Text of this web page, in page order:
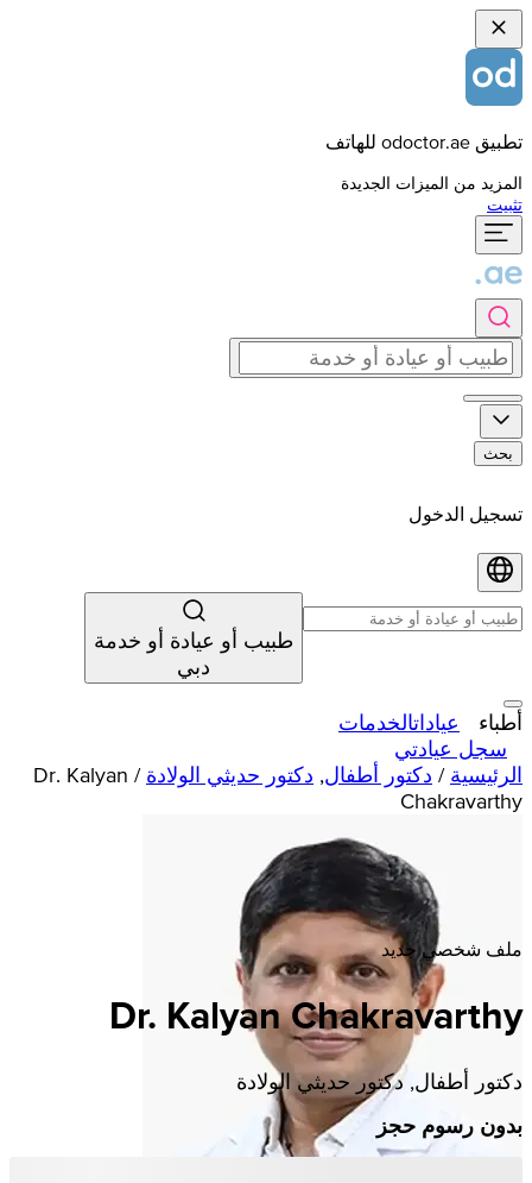
تطبيق odoctor.ae للهاتف
المزيد من الميزات الجديدة
تثبيت
بحث
تسجيل الدخول
طبيب أو عيادة أو خدمة
دبي
أطباء عياداتالخدمات
سجل عيادتي
الرئيسية / دكتور أطفال, دكتور حديثي الولادة /
Dr. Kalyan
Chakravarthy
ملف شخصي جديد
Dr. Kalyan Chakravarthy
دكتور أطفال, دكتور حديثي الولادة
بدون رسوم حجز